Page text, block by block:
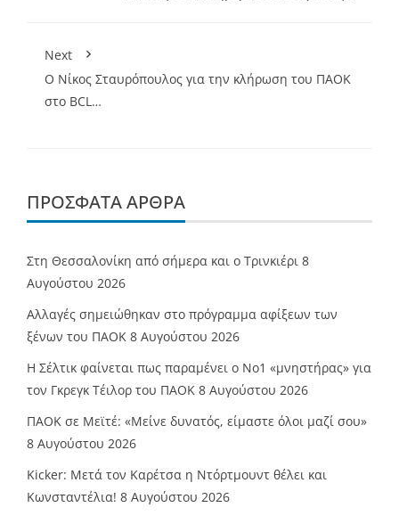
Next
Ο Νίκος Σταυρόπουλος για την κλήρωση του ΠΑΟΚ
στο BCL…
ΠΡΌΣΦΑΤΑ ΆΡΘΡΑ
Στη Θεσσαλονίκη από σήμερα και ο Τρινκιέρι 8
Αυγούστου 2026
Αλλαγές σημειώθηκαν στο πρόγραμμα αφίξεων των
ξένων του ΠΑΟΚ 8 Αυγούστου 2026
Η Σέλτικ φαίνεται πως παραμένει ο Νο1 «μνηστήρας» για
τον Γκρεγκ Τέιλορ του ΠΑΟΚ 8 Αυγούστου 2026
ΠΑΟΚ σε Μεϊτέ: «Μείνε δυνατός, είμαστε όλοι μαζί σου»
8 Αυγούστου 2026
Kicker: Μετά τον Καρέτσα η Ντόρτμουντ θέλει και
Κωνσταντέλια! 8 Αυγούστου 2026